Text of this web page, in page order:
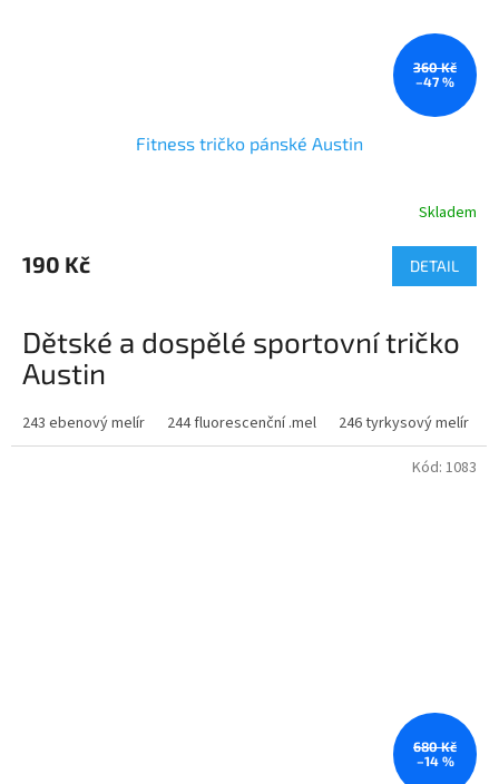
360 Kč
–47 %
Fitness tričko pánské Austin
Skladem
190 Kč DETAIL
Dětské a dospělé sportovní tričko
Austin
Popis:
Funkční triko s krátkým raglánovým rukávem. Kulatý výstřih.
243 ebenový melír 244 fluorescenční .mel 246 tyrkysový melír
680 Kč
–14 %
Kód: 1083